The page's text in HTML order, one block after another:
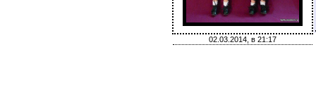
02.03.2014, в 21:17